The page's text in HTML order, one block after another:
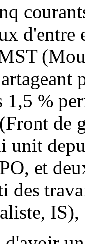
1,5 %
de
unit
et
des